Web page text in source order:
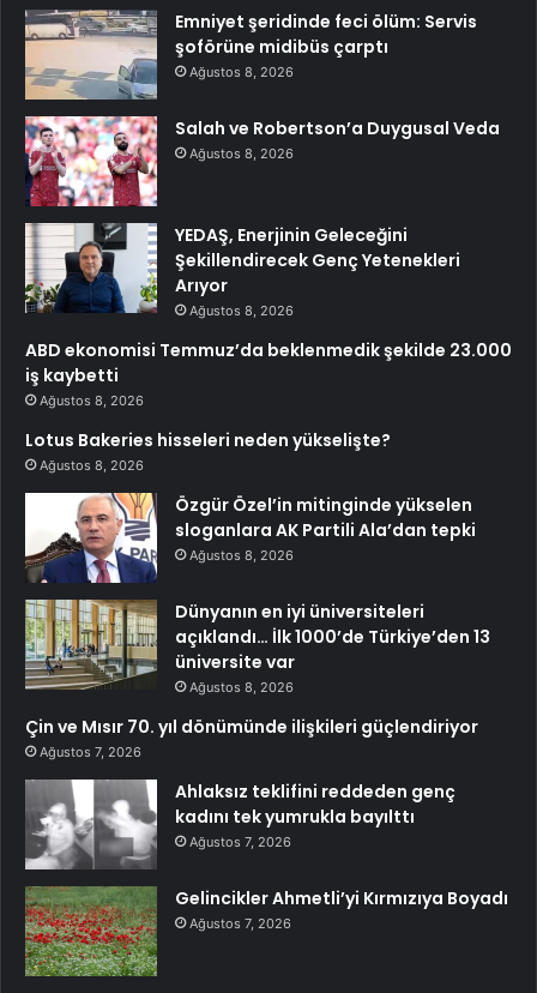
Emniyet şeridinde feci ölüm: Servis
şoförüne midibüs çarptı
Ağustos 8, 2026
Salah ve Robertson’a Duygusal Veda
Ağustos 8, 2026
YEDAŞ, Enerjinin Geleceğini
Şekillendirecek Genç Yetenekleri
Arıyor
Ağustos 8, 2026
ABD ekonomisi Temmuz’da beklenmedik şekilde 23.000
iş kaybetti
Ağustos 8, 2026
Lotus Bakeries hisseleri neden yükselişte?
Ağustos 8, 2026
Özgür Özel’in mitinginde yükselen
sloganlara AK Partili Ala’dan tepki
Ağustos 8, 2026
Dünyanın en iyi üniversiteleri
açıklandı… İlk 1000’de Türkiye’den 13
üniversite var
Ağustos 8, 2026
Çin ve Mısır 70. yıl dönümünde ilişkileri güçlendiriyor
Ağustos 7, 2026
Ahlaksız teklifini reddeden genç
kadını tek yumrukla bayılttı
Ağustos 7, 2026
Gelincikler Ahmetli’yi Kırmızıya Boyadı
Ağustos 7, 2026